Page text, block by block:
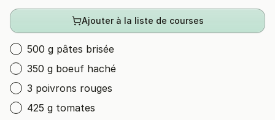
Ajouter à la liste de courses
500 g pâtes brisée
350 g boeuf haché
3 poivrons rouges
425 g tomates